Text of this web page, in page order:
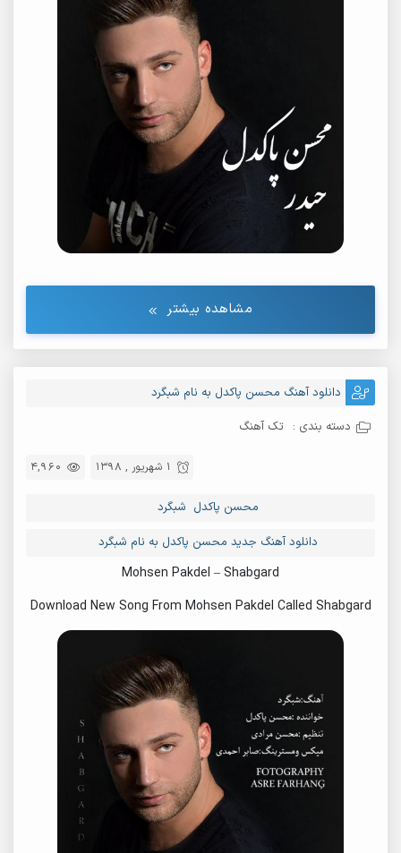
مشاهده بیشتر
دانلود آهنگ محسن پاکدل به نام شبگرد
دسته بندی : تک آهنگ
4,960 1 شهریور , 1398
محسن پاکدل شبگرد
دانلود آهنگ جدید محسن پاکدل به نام شبگرد
Mohsen Pakdel – Shabgard
Download New Song From Mohsen Pakdel Called Shabgard